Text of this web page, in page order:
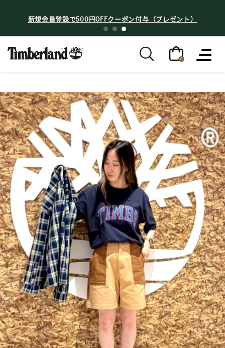
新規会員登録で500円OFFクーポン付与（プレゼント）
0